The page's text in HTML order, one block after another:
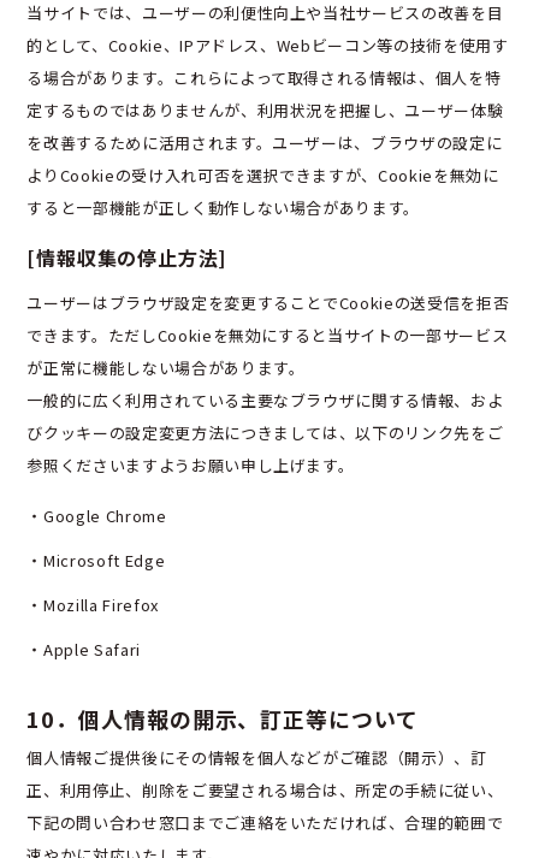
当サイトでは、ユーザーの利便性向上や当社サービスの改善を目
的として、Cookie、IPアドレス、Webビーコン等の技術を使用す
る場合があります。これらによって取得される情報は、個人を特
定するものではありませんが、利用状況を把握し、ユーザー体験
を改善するために活用されます。ユーザーは、ブラウザの設定に
よりCookieの受け入れ可否を選択できますが、Cookieを無効に
すると一部機能が正しく動作しない場合があります。
[情報収集の停止方法]
ユーザーはブラウザ設定を変更することでCookieの送受信を拒否
できます。ただしCookieを無効にすると当サイトの一部サービス
が正常に機能しない場合があります。
一般的に広く利用されている主要なブラウザに関する情報、およ
びクッキーの設定変更方法につきましては、以下のリンク先をご
参照くださいますようお願い申し上げます。
・Google Chrome
・Microsoft Edge
・Mozilla Firefox
・Apple Safari
10．個人情報の開示、訂正等について
個人情報ご提供後にその情報を個人などがご確認（開示）、訂
正、利用停止、削除をご要望される場合は、所定の手続に従い、
下記の問い合わせ窓口までご連絡をいただければ、合理的範囲で